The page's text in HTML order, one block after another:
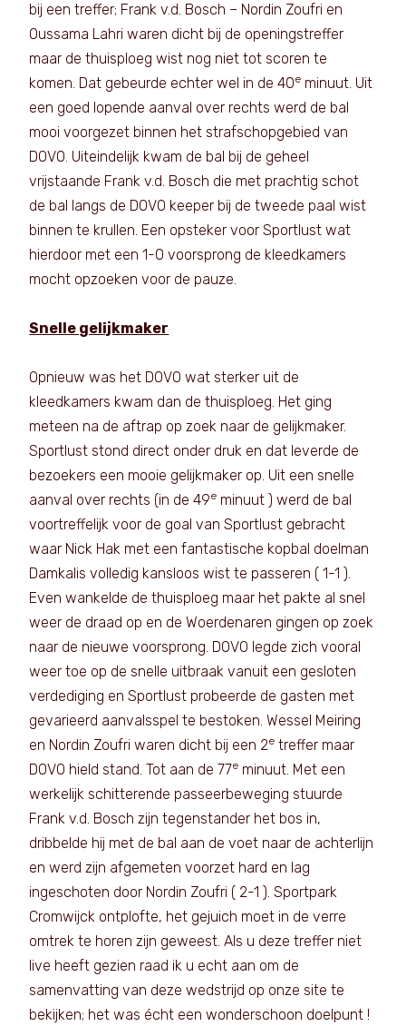
bij een treffer; Frank v.d. Bosch – Nordin Zoufri en
Oussama Lahri waren dicht bij de openingstreffer
maar de thuisploeg wist nog niet tot scoren te
komen. Dat gebeurde echter wel in de 40e minuut. Uit
een goed lopende aanval over rechts werd de bal
mooi voorgezet binnen het strafschopgebied van
DOVO. Uiteindelijk kwam de bal bij de geheel
vrijstaande Frank v.d. Bosch die met prachtig schot
de bal langs de DOVO keeper bij de tweede paal wist
binnen te krullen. Een opsteker voor Sportlust wat
hierdoor met een 1-0 voorsprong de kleedkamers
mocht opzoeken voor de pauze.
Snelle gelijkmaker
Opnieuw was het DOVO wat sterker uit de
kleedkamers kwam dan de thuisploeg. Het ging
meteen na de aftrap op zoek naar de gelijkmaker.
Sportlust stond direct onder druk en dat leverde de
bezoekers een mooie gelijkmaker op. Uit een snelle
aanval over rechts (in de 49e minuut ) werd de bal
voortreffelijk voor de goal van Sportlust gebracht
waar Nick Hak met een fantastische kopbal doelman
Damkalis volledig kansloos wist te passeren ( 1-1 ).
Even wankelde de thuisploeg maar het pakte al snel
weer de draad op en de Woerdenaren gingen op zoek
naar de nieuwe voorsprong. DOVO legde zich vooral
weer toe op de snelle uitbraak vanuit een gesloten
verdediging en Sportlust probeerde de gasten met
gevarieerd aanvalsspel te bestoken. Wessel Meiring
en Nordin Zoufri waren dicht bij een 2e treffer maar
DOVO hield stand. Tot aan de 77e minuut. Met een
werkelijk schitterende passeerbeweging stuurde
Frank v.d. Bosch zijn tegenstander het bos in,
dribbelde hij met de bal aan de voet naar de achterlijn
en werd zijn afgemeten voorzet hard en lag
ingeschoten door Nordin Zoufri ( 2-1 ). Sportpark
Cromwijck ontplofte, het gejuich moet in de verre
omtrek te horen zijn geweest. Als u deze treffer niet
live heeft gezien raad ik u echt aan om de
samenvatting van deze wedstrijd op onze site te
bekijken; het was écht een wonderschoon doelpunt !